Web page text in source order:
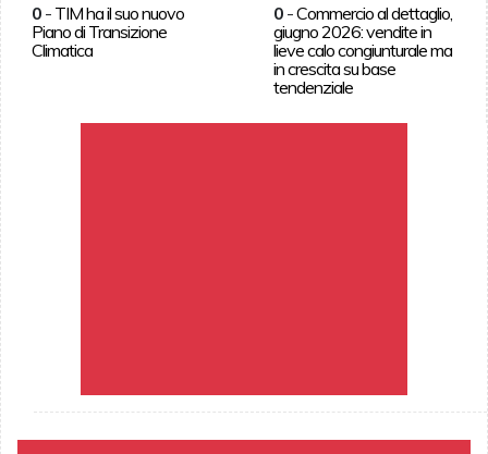
0- TIM ha il suo nuovo
Piano di Transizione
Climatica
0 -Commercio al dettaglio,
giugno 2026: vendite in
lieve calo congiunturale ma
in crescita su base
tendenziale